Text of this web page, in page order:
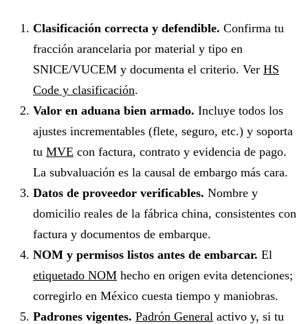
Clasificación correcta y defendible. Confirma tu
fracción arancelaria por material y tipo en
SNICE/VUCEM y documenta el criterio. Ver HS
Code y clasificación.
Valor en aduana bien armado. Incluye todos los
ajustes incrementables (flete, seguro, etc.) y soporta
tu MVE con factura, contrato y evidencia de pago.
La subvaluación es la causal de embargo más cara.
Datos de proveedor verificables. Nombre y
domicilio reales de la fábrica china, consistentes con
factura y documentos de embarque.
NOM y permisos listos antes de embarcar. El
etiquetado NOM hecho en origen evita detenciones;
corregirlo en México cuesta tiempo y maniobras.
Padrones vigentes. Padrón General activo y, si tu